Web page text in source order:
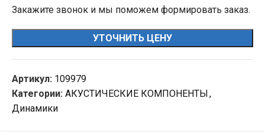
Закажите звонок и мы поможем формировать заказ.
УТОЧНИТЬ ЦЕНУ
Артикул: 109979
Категории: АКУСТИЧЕСКИЕ КОМПОНЕНТЫ,
Динамики